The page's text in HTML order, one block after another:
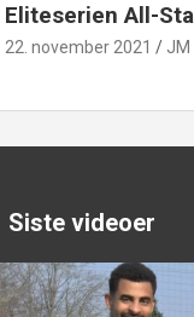
Eliteserien All-
22. november 2021 JM
Siste videoer